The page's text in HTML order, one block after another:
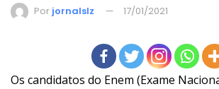
Por jornalslz 17/01/2021
Os candidatos do Enem (Exame